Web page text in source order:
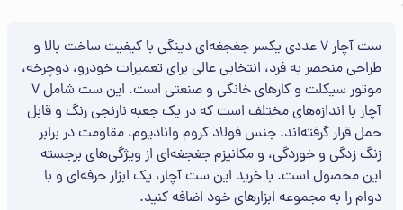
ست آچار ۷ عددی یکسر جغجغه‌ای دینگی با کیفیت ساخت بالا و
طراحی منحصر به فرد، انتخابی عالی برای تعمیرات خودرو، دوچرخه،
موتور سیکلت و کارهای خانگی و صنعتی است. این ست شامل ۷
آچار با اندازه‌های مختلف است که در یک جعبه نارنجی رنگ و قابل
حمل قرار گرفته‌اند. جنس فولاد کروم وانادیوم، مقاومت در برابر
زنگ زدگی و خوردگی، و مکانیزم جغجغه‌ای از ویژگی‌های برجسته
این محصول است. با خرید این ست آچار، یک ابزار حرفه‌ای و با
دوام را به مجموعه ابزارهای خود اضافه کنید.